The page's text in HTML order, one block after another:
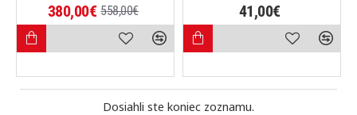
380,00€ 558,00€ 41,00€
Dosiahli ste koniec zoznamu.